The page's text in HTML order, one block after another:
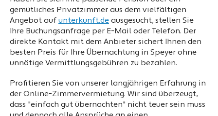
gemütliches Privatzimmer aus dem vielfältigen
Angebot auf unterkunft.de ausgesucht, stellen Sie
Ihre Buchungsanfrage per E-Mail oder Telefon. Der
direkte Kontakt mit dem Anbieter sichert Ihnen den
besten Preis für Ihre Übernachtung in Speyer ohne
unnötige Vermittlungsgebühren zu bezahlen.
Profitieren Sie von unserer langjährigen Erfahrung in
der Online-Zimmervermietung. Wir sind überzeugt,
dass "einfach gut übernachten" nicht teuer sein muss